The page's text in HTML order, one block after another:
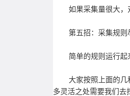
如果采集量很大
第五招：采集规则
简单的规则运行
大家按照上面的
多灵活之处需要我们去